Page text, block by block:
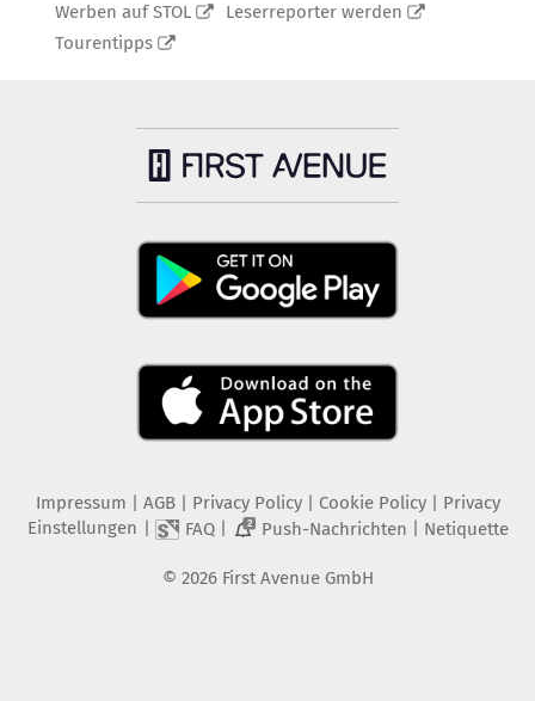
Werben auf STOL
Leserreporter werden
Tourentipps
Impressum AGB Privacy Policy| Cookie Policy| Privacy
Einstellungen
FAQ| 2 Push-Nachrichten Netiquette
© 2026 First Avenue GmbH